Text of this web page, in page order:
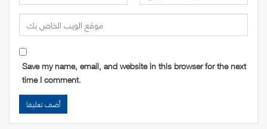
Save my name, email, and website in this browser for the next
time I comment.